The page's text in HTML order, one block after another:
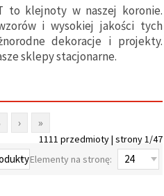
to klejnoty w naszej koronie.
i wysokiej jakości tych
dekoracje i projekty.
sklepy stacjonarne.
› »
1111 przedmioty | strony 1/47
Elementy na stronę: